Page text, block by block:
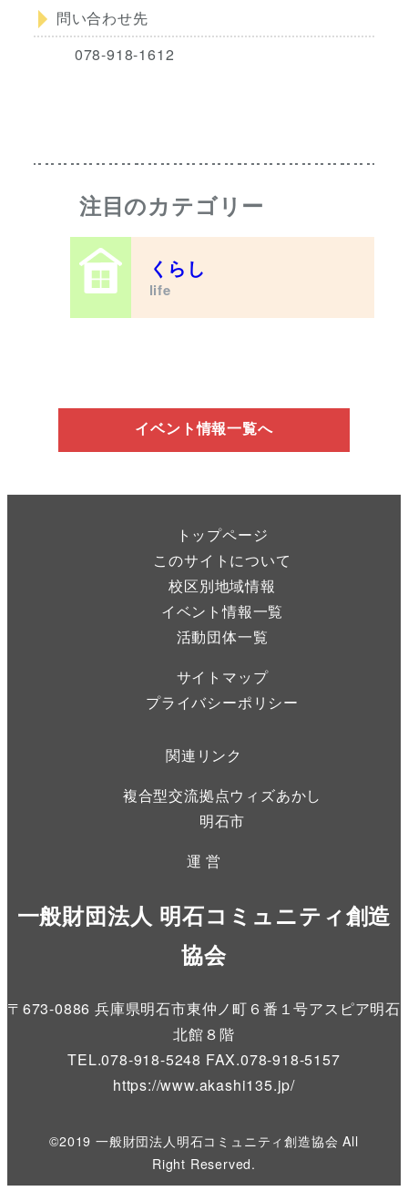
問い合わせ先
078-918-1612
注目のカテゴリー
くらし
life
イベント情報一覧へ
トップページ
このサイトについて
校区別地域情報
イベント情報一覧
活動団体一覧
サイトマップ
プライバシーポリシー
関連リンク
複合型交流拠点ウィズあかし
明石市
運 営
一般財団法人 明石コミュニティ創造
協会
〒673-0886 兵庫県明石市東仲ノ町６番１号アスピア明石
北館８階
TEL.078-918-5248 FAX.078-918-5157
https://www.akashi135.jp/
©2019 一般財団法人明石コミュニティ創造協会 All
Right Reserved.